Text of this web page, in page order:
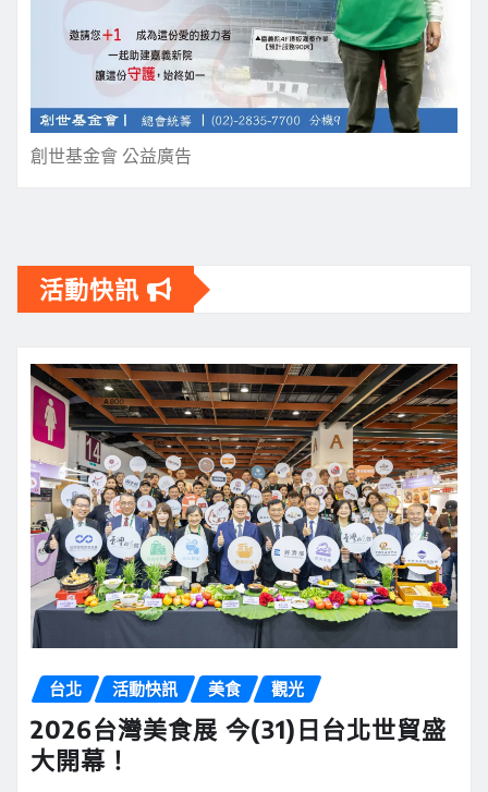
創世基金會 公益廣告
活動快訊
台北 活動快訊 美食 觀光
2026台灣美食展 今(31)日台北世貿盛
大開幕！